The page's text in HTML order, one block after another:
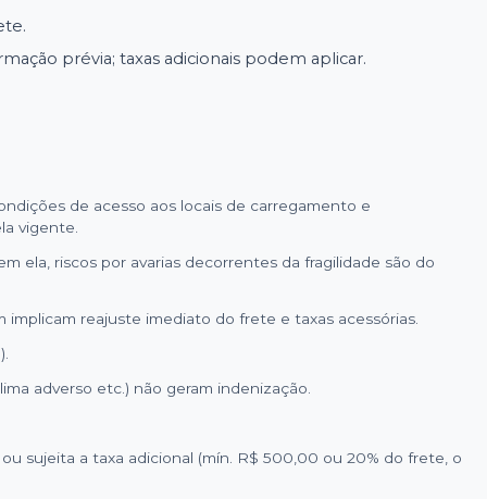
prévia; taxas adicionais podem aplicar.
de acesso aos locais de carregamento e
vigente.
ela, riscos por avarias decorrentes da fragilidade são do
reajuste imediato do frete e taxas acessórias.
adverso etc.) não geram indenização.
sujeita a taxa adicional (mín. R$ 500,00 ou 20% do frete, o